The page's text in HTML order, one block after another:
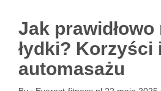
Jak
łydki? Korzyści
automasażu